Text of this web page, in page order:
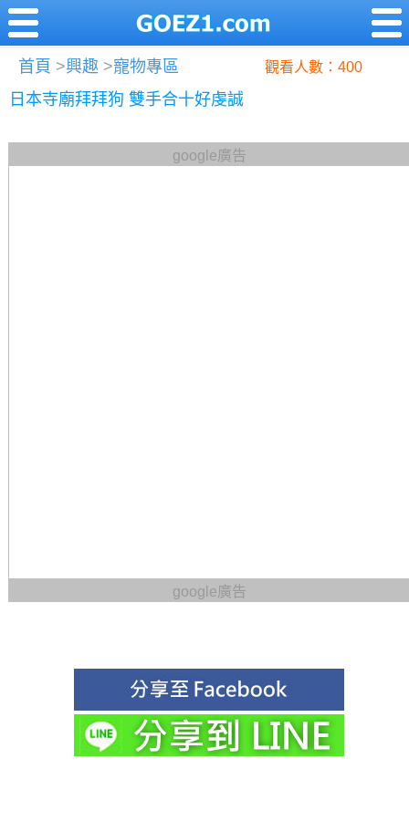
首頁 >興趣 >寵物專區 觀看人數：400
日本寺廟拜拜狗 雙手合十好虔誠
google廣告
google廣告